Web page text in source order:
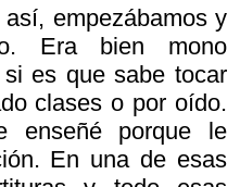
empezábamos y
Era bien mono
es que sabe tocar
clases o por oído.
enseñé porque le
En una de esas